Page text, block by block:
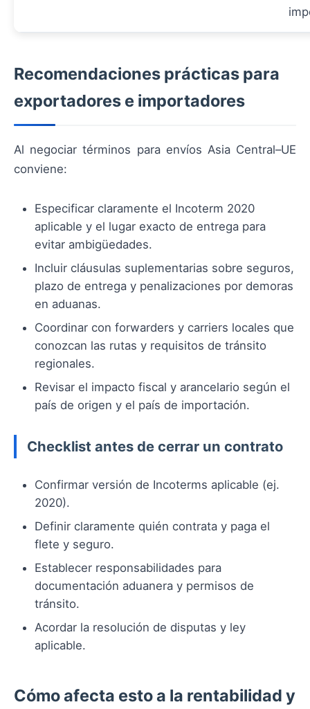
Recomendaciones prácticas para
exportadores e importadores
Al negociar términos para envíos Asia Central–UE
conviene:
Especificar claramente el Incoterm 2020
aplicable y el lugar exacto de entrega para
evitar ambigüedades.
Incluir cláusulas suplementarias sobre seguros,
plazo de entrega y penalizaciones por demoras
en aduanas.
Coordinar con forwarders y carriers locales que
conozcan las rutas y requisitos de tránsito
regionales.
Revisar el impacto fiscal y arancelario según el
país de origen y el país de importación.
Checklist antes de cerrar un contrato
Confirmar versión de Incoterms aplicable (ej.
2020).
Definir claramente quién contrata y paga el
flete y seguro.
Establecer responsabilidades para
documentación aduanera y permisos de
tránsito.
Acordar la resolución de disputas y ley
aplicable.
Cómo afecta esto a la rentabilidad y